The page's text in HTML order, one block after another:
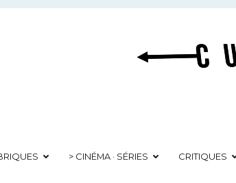
> CINÉMA · SÉRIES CRITIQUES